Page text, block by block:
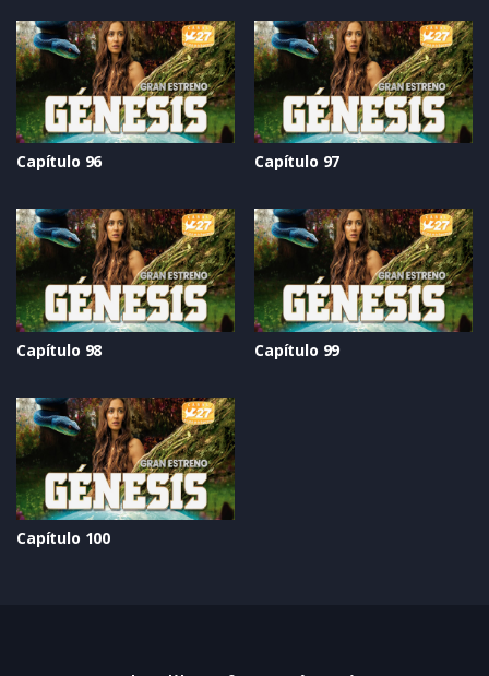
Capítulo 96 Capítulo 97
Capítulo 98 Capítulo 99
Capítulo 100